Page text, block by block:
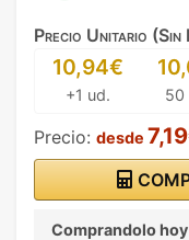
Precio Unitario (Sin
10,94€
+1 ud. 50
Precio: desde
Comprandolo